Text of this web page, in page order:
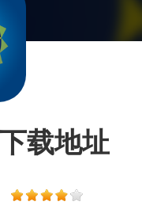
载地址